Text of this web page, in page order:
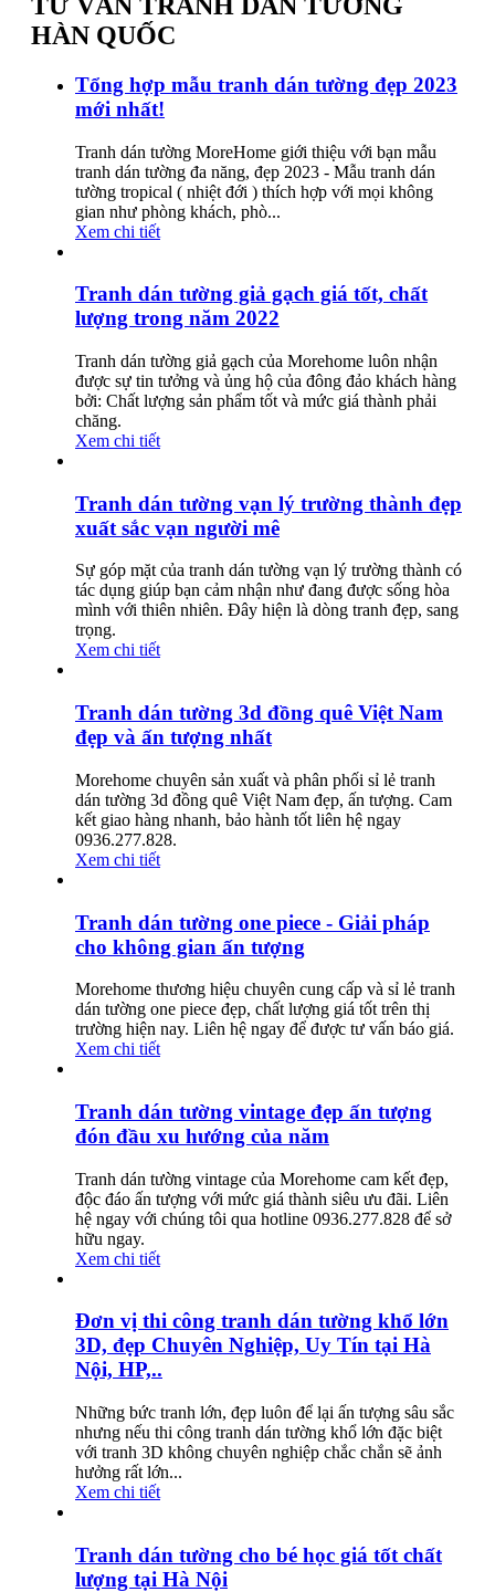
HÀN QUỐC
Tổng hợp mẫu tranh dán tường đẹp 2023
mới nhất!
Tranh dán tường MoreHome giới thiệu với bạn mẫu
tranh dán tường đa năng, đẹp 2023 - Mẫu tranh dán
tường tropical ( nhiệt đới ) thích hợp với mọi không
gian như phòng khách, phò...
Xem chi tiết
Tranh dán tường giả gạch giá tốt, chất
lượng trong năm 2022
Tranh dán tường giả gạch của Morehome luôn nhận
được sự tin tưởng và ủng hộ của đông đảo khách hàng
bởi: Chất lượng sản phẩm tốt và mức giá thành phải
chăng.
Xem chi tiết
Tranh dán tường vạn lý trường thành đẹp
xuất sắc vạn người mê
Sự góp mặt của tranh dán tường vạn lý trường thành có
tác dụng giúp bạn cảm nhận như đang được sống hòa
mình với thiên nhiên. Đây hiện là dòng tranh đẹp, sang
trọng.
Xem chi tiết
Tranh dán tường 3d đồng quê Việt Nam
đẹp và ấn tượng nhất
Morehome chuyên sản xuất và phân phối sỉ lẻ tranh
dán tường 3d đồng quê Việt Nam đẹp, ấn tượng. Cam
kết giao hàng nhanh, bảo hành tốt liên hệ ngay
0936.277.828.
Xem chi tiết
Tranh dán tường one piece - Giải pháp
cho không gian ấn tượng
Morehome thương hiệu chuyên cung cấp và sỉ lẻ tranh
dán tường one piece đẹp, chất lượng giá tốt trên thị
trường hiện nay. Liên hệ ngay để được tư vấn báo giá.
Xem chi tiết
Tranh dán tường vintage đẹp ấn tượng
đón đầu xu hướng của năm
Tranh dán tường vintage của Morehome cam kết đẹp,
độc đáo ấn tượng với mức giá thành siêu ưu đãi. Liên
hệ ngay với chúng tôi qua hotline 0936.277.828 để sở
hữu ngay.
Xem chi tiết
Đơn vị thi công tranh dán tường khổ lớn
3D, đẹp Chuyên Nghiệp, Uy Tín tại Hà
Nội, HP,..
Những bức tranh lớn, đẹp luôn để lại ấn tượng sâu sắc
nhưng nếu thi công tranh dán tường khổ lớn đặc biệt
với tranh 3D không chuyên nghiệp chắc chắn sẽ ảnh
hưởng rất lớn...
Xem chi tiết
Tranh dán tường cho bé học giá tốt chất
lượng tại Hà Nội